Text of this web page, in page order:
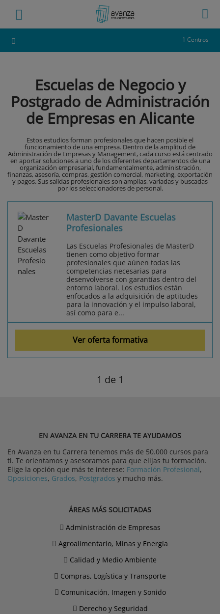
1 Centros
Escuelas de Negocio y
Postgrado de Administración
de Empresas en Alicante
Estos estudios forman profesionales que hacen posible el
funcionamiento de una empresa. Dentro de la amplitud de
Administración de Empresas y Management, cada curso está centrado
en aportar soluciones a uno de los diferentes departamentos de una
organización empresarial, fundamentalmente, administración,
finanzas, asesoría, compras, gestión comercial, marketing, exportación
y pagos. Sus salidas profesionales son amplias, variadas y buscadas
por los seleccionadores de personal.
MasterD Davante Escuelas
Profesionales
Las Escuelas Profesionales de MasterD
tienen como objetivo formar
profesionales que aúnen todas las
competencias necesarias para
desenvolverse con garantías dentro del
entorno laboral. Los estudios están
enfocados a la adquisición de aptitudes
para la innovación y el impulso laboral,
así como para e...
Ver oferta formativa
1 de 1
EN AVANZA EN TU CARRERA TE AYUDAMOS
En Avanza en tu Carrera tenemos más de 50.000 cursos para
ti. Te orientamos y asesoramos para que elijas tu formación.
Elige la opción que más te interese: Formación Profesional,
Oposiciones, Grados, Postgrados y mucho más.
ÁREAS MÁS SOLICITADAS
Administración de Empresas
Agroalimentario, Minas y Energía
Calidad y Medio Ambiente
Compras, Logística y Transporte
Comunicación, Imagen y Sonido
Derecho y Seguridad